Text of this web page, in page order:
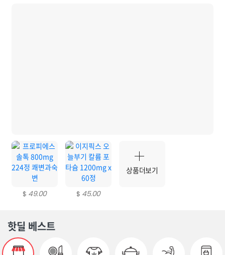
$ 49.00 $ 45.00
상품더보기
핫딜 베스트